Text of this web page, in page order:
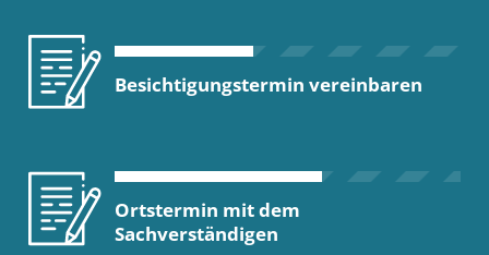
Besichtigungstermin vereinbaren
Ortstermin mit dem
Sachverständigen